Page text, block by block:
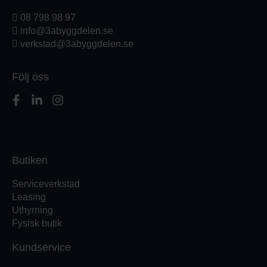
08 798 98 97
info@3abyggdelen.se
verkstad@3abyggdelen.se
Följ oss
Butiken
Serviceverkstad
Leasing
Uthyrning
Fysisk butik
Kundservice